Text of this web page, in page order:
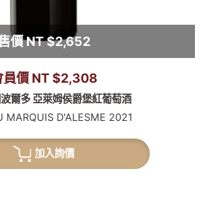
價 NT $2,652
員價 NT $2,308
爾多 亞萊姆侯爵堡紅葡萄酒
MARQUIS D'ALESME 2021
加入詢價